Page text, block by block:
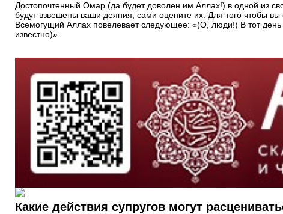
Достопочтенный Омар (да будет доволен им Аллах!) в одной из
будут взвешены ваши деяния, сами оцените их. Для того чтобы
Всемогущий Аллах повелевает следующее: «(О, люди!) В тот день
известно)».
Какие действия супругов могут